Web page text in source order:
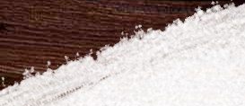
25.06.2020
Юные спортсмены